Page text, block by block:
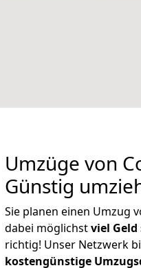
Umzüge von
Günstig
Sie planen einen Umzug
dabei möglichstviel Geld
richtig! Unser Netzwerk
kostengünstige